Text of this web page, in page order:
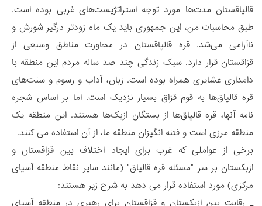
قالپاقستان مدت‌ها مورد توجه استراتژیست‌های غربی بوده است.
طبق محاسبات من، این جمهوری باید یک ماه زودتر درگیر شورش و
ناآرامی می‌شد. قره قالپاقستان در مجاورت مناطق وسیعی از
قزاقستان قرار دارد. سبک زندگی چند صد ساله مردم این منطقه با
دامداری عشایری همراه بوده است. زبان، آداب و رسوم و سنت‌های
قره قالپاق‌ها به قوم قزاق بسیار نزدیک است. اما بر اساس شجره
نامه آنها، قره قالپاق‌ها از بستگان ازبک‌ها هستند. این منطقه یک
منطقه مرزی است و فتنه انگیزان منطقه ما، از آن استفاده می کنند.
برخی از عواملی که غرب برای ایجاد اختلاف بین قزاقستان و
ازبکستان بر سر "مسئله قره قالپاق" (مانند سایر نقاط منطقه آسیای
مرکزی) مورد استفاده قرار می دهد به شرح زیر هستند:
_ رقابت بین ازبکستان و قزاقستان برای رهبری در منطقه آسیای